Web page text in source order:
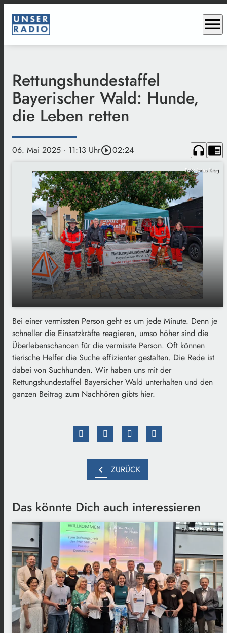
menu
Rettungshundestaffel
Bayerischer Wald: Hunde,
die Leben retten
06. Mai 2025 · 11:13 Uhrplay_circle_outline02:24 headphones chrome_reader_mode
Foto: Jonas Krug
play_arrow Rettungshundestaffel Bayerischer Wald:
Hunde, die Leben retten
00:00 02:24
Bei einer vermissten Person geht es um jede Minute. Denn je
schneller die Einsatzkräfte reagieren, umso höher sind die
Überlebenschancen für die vermisste Person. Oft können
tierische Helfer die Suche effizienter gestalten. Die Rede ist
dabei von Suchhunden. Wir haben uns mit der
Rettungshundestaffel Bayersicher Wald unterhalten und den
ganzen Beitrag zum Nachhören gibts hier.
chevron_left ZURÜCK
Das könnte Dich auch interessieren
Foto: Pia Klinkhart